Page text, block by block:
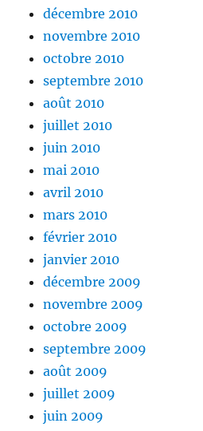
décembre 2010
novembre 2010
octobre 2010
septembre 2010
août 2010
juillet 2010
juin 2010
mai 2010
avril 2010
mars 2010
février 2010
janvier 2010
décembre 2009
novembre 2009
octobre 2009
septembre 2009
août 2009
juillet 2009
juin 2009